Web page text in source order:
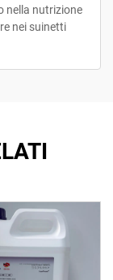
nella nutrizione
nei suinetti